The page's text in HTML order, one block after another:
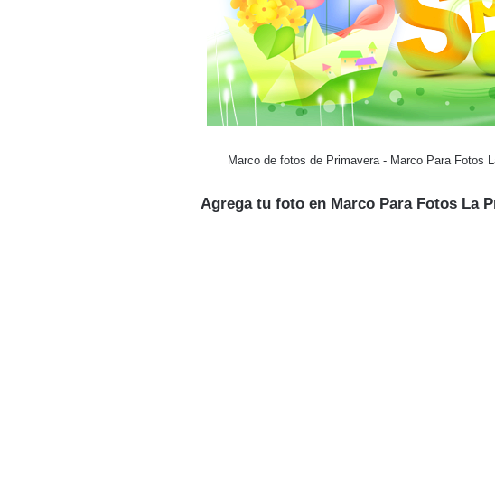
Marco de fotos de Primavera - Marco Para Fotos
Agrega tu foto en Marco Para Fotos La